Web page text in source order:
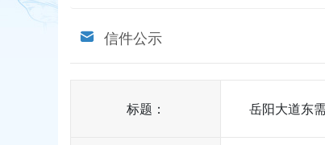
信件公示
标题： 岳阳大道东